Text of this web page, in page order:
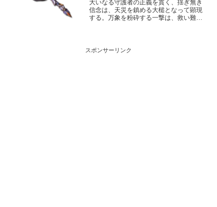
大いなる守護者の正義を貫く、揺ぎ無き
信念は、天災を鎮める大槌となって顕現
する。万象を粉砕する一撃は、救い難き
グルフ敵に...
スポンサーリンク